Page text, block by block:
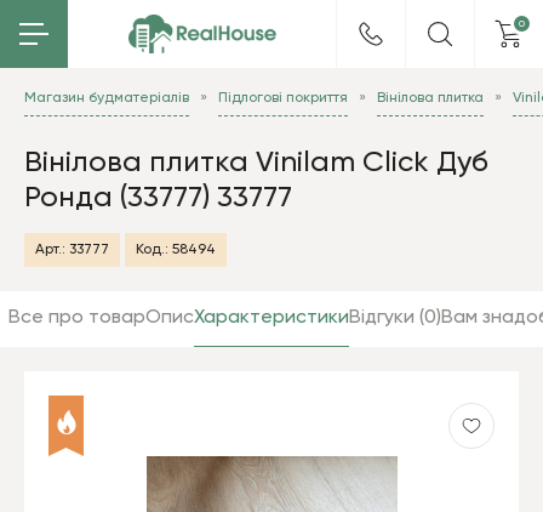
0
Магазин будматеріалів Підлогові покриття Вінілова плитка
Вінілова плитка Vinilam Click Дуб
Ронда (33777) 33777
Арт.: 33777 Код.: 58494
Все про товарОписХарактеристикиВідгуки (0)Вам